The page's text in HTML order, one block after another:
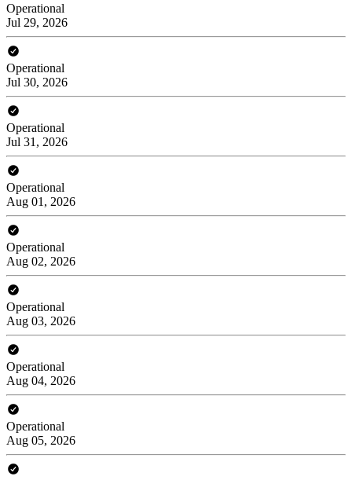
Operational
Jul 29, 2026
Operational
Jul 30, 2026
Operational
Jul 31, 2026
Operational
Aug 01, 2026
Operational
Aug 02, 2026
Operational
Aug 03, 2026
Operational
Aug 04, 2026
Operational
Aug 05, 2026